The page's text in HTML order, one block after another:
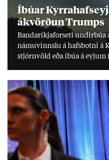
Íbú­ar
ákvörð­un Trumps
Banda­ríkja­for­seti und­ir­búa
námu­vinnslu á hafs­botni á
stjórn­völd eða íbúa á